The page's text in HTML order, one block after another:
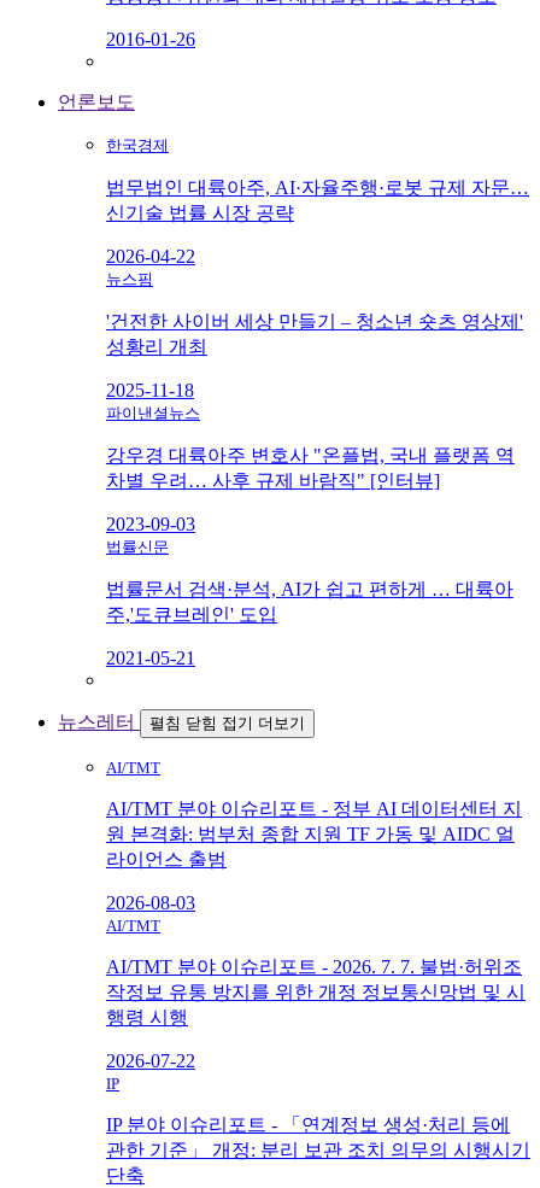
2016-01-26
언론보도
한국경제
법무법인 대륙아주, AI·자율주행·로봇 규제 자문…
신기술 법률 시장 공략
2026-04-22
뉴스핌
'건전한 사이버 세상 만들기 – 청소년 숏츠 영상제'
성황리 개최
2025-11-18
파이낸셜뉴스
강우경 대륙아주 변호사 "온플법, 국내 플랫폼 역
차별 우려… 사후 규제 바람직" [인터뷰]
2023-09-03
법률신문
법률문서 검색·분석, AI가 쉽고 편하게 … 대륙아
주,'도큐브레인' 도입
2021-05-21
뉴스레터 펼침 닫힘 접기 더보기
AI/TMT
AI/TMT 분야 이슈리포트 - 정부 AI 데이터센터 지
원 본격화: 범부처 종합 지원 TF 가동 및 AIDC 얼
라이언스 출범
2026-08-03
AI/TMT
AI/TMT 분야 이슈리포트 - 2026. 7. 7. 불법·허위조
작정보 유통 방지를 위한 개정 정보통신망법 및 시
행령 시행
2026-07-22
IP
IP 분야 이슈리포트 - 「연계정보 생성·처리 등에
관한 기준」 개정: 분리 보관 조치 의무의 시행시기
단축